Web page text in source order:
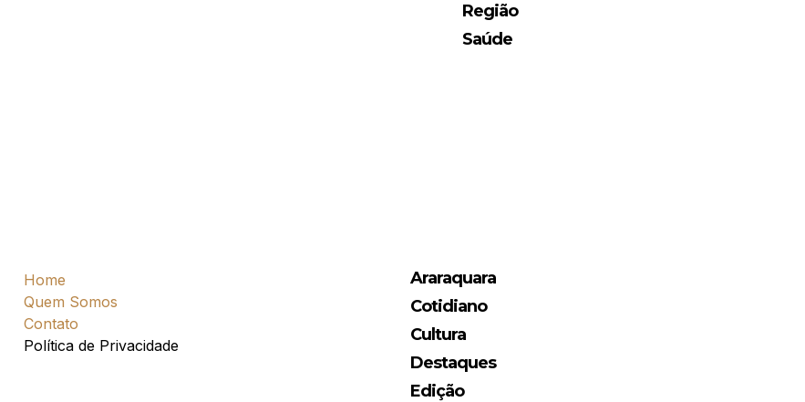
Região
Saúde
Home
Quem Somos
Contato
Política de Privacidade
Araraquara
Cotidiano
Cultura
Destaques
Edição